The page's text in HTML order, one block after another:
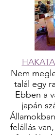
Nem
talál egy
Ebben a
japán
felállás